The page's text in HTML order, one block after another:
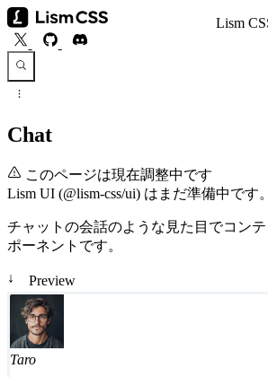
Lism
Chat
このページは現在調整中です
Lism UI (@lism-css/ui) はまだ準備中です。
チャットの会話のような見た目でコン
ポーネントです。
↓ Preview
Taro